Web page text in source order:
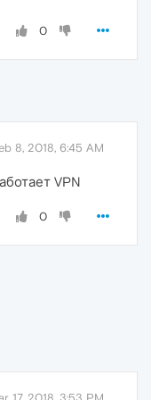
0
8, 2018, 6:45 AM
VPN
0